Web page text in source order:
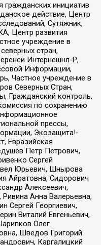
гражданских инициатив
действие, Центр
Сутяжник,
Центр развития
учреждение в
стран,
Интернешнл-Р,
Информации,
Частное учреждение в
Северных Стран,
Гражданский контроль,
по сохранению
прессы,
Экозащита!-
Евразийская
Петр Петрович,
Сергей
Юрьевич, Шнырова
Айратовна, Сидорович
Алексеевич,
Ривина Анна Валерьевна,
Сергей Георгиевич,
Виталий Евгеньевич,
Олег
Шведов Григорий
Каргалицкий